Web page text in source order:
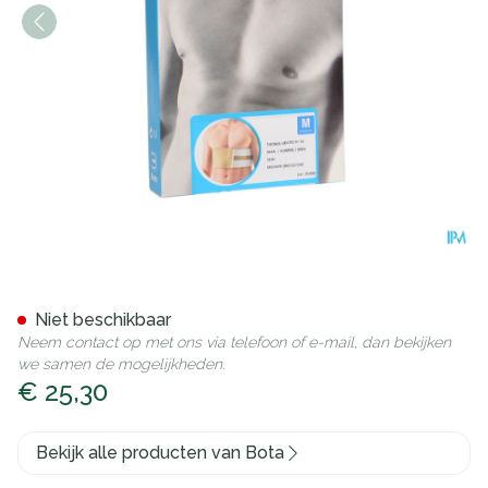
€ 25,30
Niet beschikbaar
Neem contact op met ons via telefoon of e-mail, dan bekijken
we samen de mogelijkheden.
Bekijk alle producten van Bota